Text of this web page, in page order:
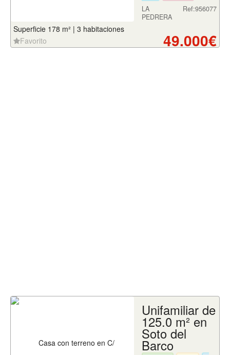
Ref:956077
LA
PEDRERA
Superficie 178 m² | 3 habitaciones
Favorito
49.000€
Unifamiliar de
125.0 m² en
Soto del
Barco